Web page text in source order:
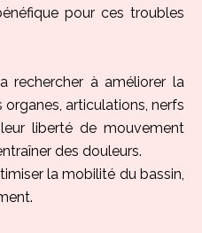
pour ces troubles
rechercher à améliorer la
articulations, nerfs
liberté de mouvement
des douleurs.
la mobilité du bassin,